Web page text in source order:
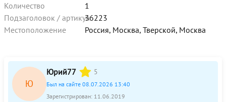
Количество
1
Подзаголовок / артикул36223
Местоположение
Россия, Москва, Тверской, Москва
Ю
Юрий77 5
Был на сайте 08.07.2026 13:40
Зарегистрирован: 11.06.2019